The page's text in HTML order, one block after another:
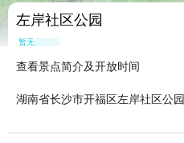
左岸社区公园
暂无点评
查看景点简介及开放时间
湖南省长沙市开福区左岸社区公园